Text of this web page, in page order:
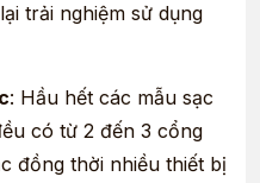
trải nghiệm sử dụng
: Hầu hết các mẫu sạc
có từ 2 đến 3 cổng
đồng thời nhiều thiết bị